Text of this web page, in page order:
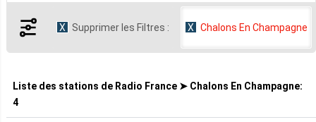
1. Chanson
1. Christian
Supprimer les Filtres : Chalons En Champagne
Liste des stations de Radio France ➤ Chalons En Champagne:
4